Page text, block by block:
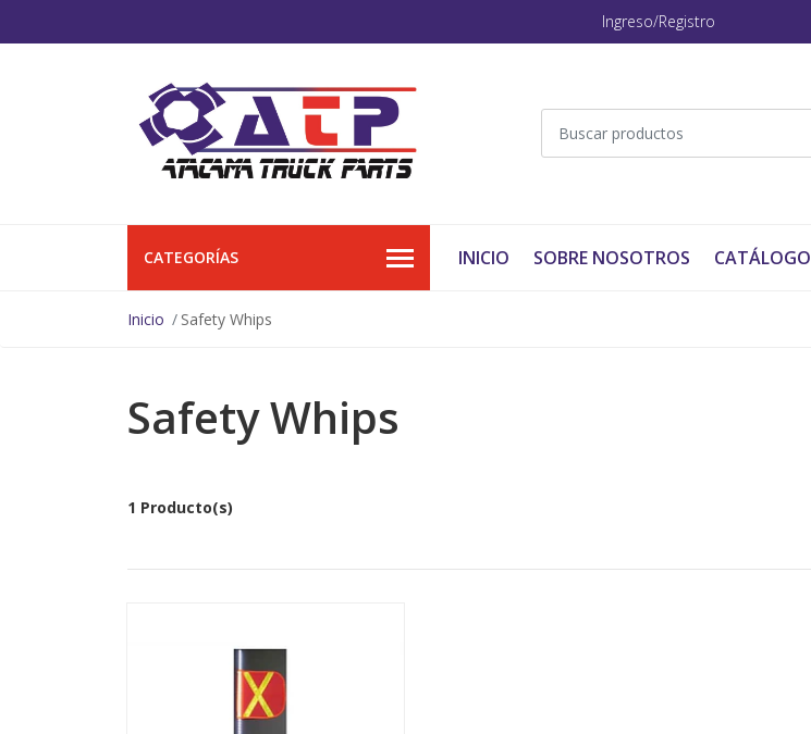
Ingreso/Registro
CATEGORÍAS INICIO SOBRE NOSOTROS CATÁLOGO
Inicio Safety Whips
Safety Whips
1 Producto(s)